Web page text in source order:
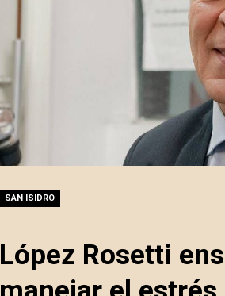
SAN ISIDRO
López Rosetti